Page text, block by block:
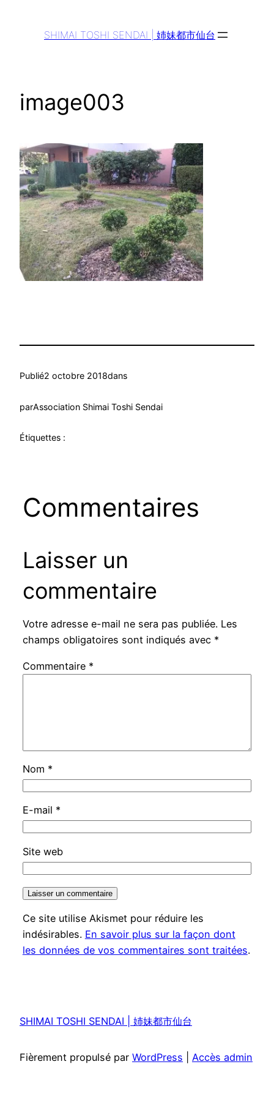
SHIMAI TOSHI SENDAI | 姉妹都市仙台
image003
Publié2 octobre 2018dans
parAssociation Shimai Toshi Sendai
Étiquettes :
Commentaires
Laisser un
commentaire
Votre adresse e-mail ne sera pas publiée. Les
champs obligatoires sont indiqués avec *
Commentaire *
Nom *
E-mail *
Site web
Ce site utilise Akismet pour réduire les
indésirables. En savoir plus sur la façon dont
les données de vos commentaires sont traitées.
SHIMAI TOSHI SENDAI | 姉妹都市仙台
Fièrement propulsé par WordPress Accès admin